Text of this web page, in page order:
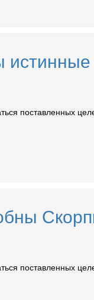
поставленных
поставленных